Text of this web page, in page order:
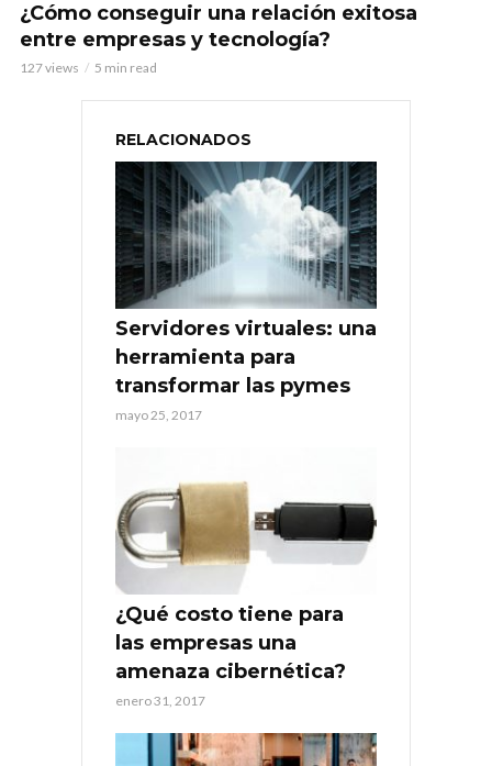
¿Cómo conseguir una relación exitosa
entre empresas y tecnología?
127 views 5 min read
RELACIONADOS
Servidores virtuales: una
herramienta para
transformar las pymes
mayo 25, 2017
¿Qué costo tiene para
las empresas una
amenaza cibernética?
enero 31, 2017